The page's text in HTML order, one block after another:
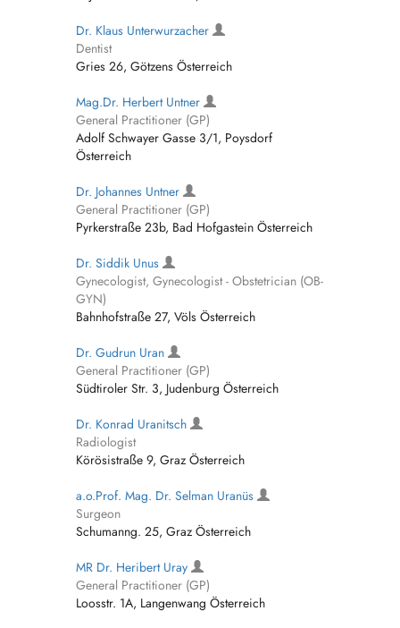
Dr. Klaus Unterwurzacher
Dentist
Gries 26, Götzens Österreich
Mag.Dr. Herbert Untner
General Practitioner (GP)
Adolf Schwayer Gasse 3/1, Poysdorf
Österreich
Dr. Johannes Untner
General Practitioner (GP)
Pyrkerstraße 23b, Bad Hofgastein Österreich
Dr. Siddik Unus
Gynecologist, Gynecologist - Obstetrician (OB-
GYN)
Bahnhofstraße 27, Völs Österreich
Dr. Gudrun Uran
General Practitioner (GP)
Südtiroler Str. 3, Judenburg Österreich
Dr. Konrad Uranitsch
Radiologist
Körösistraße 9, Graz Österreich
a.o.Prof. Mag. Dr. Selman Uranüs
Surgeon
Schumanng. 25, Graz Österreich
MR Dr. Heribert Uray
General Practitioner (GP)
Loosstr. 1A, Langenwang Österreich